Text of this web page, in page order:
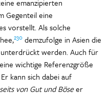
emanzipierten
Gegenteil eine
vorstellt. Als solche
230 demzufolge in Asien die
werden. Auch für
wichtige Referenzgröße
kann sich dabei auf
von Gut und Böseer